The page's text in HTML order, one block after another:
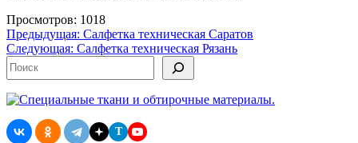
Просмотров: 1018
Навигация
по
записям
Предыдущая: Салфетка техническая Саратов
Следующая: Cалфетка техническая Рязань
Поиск
T